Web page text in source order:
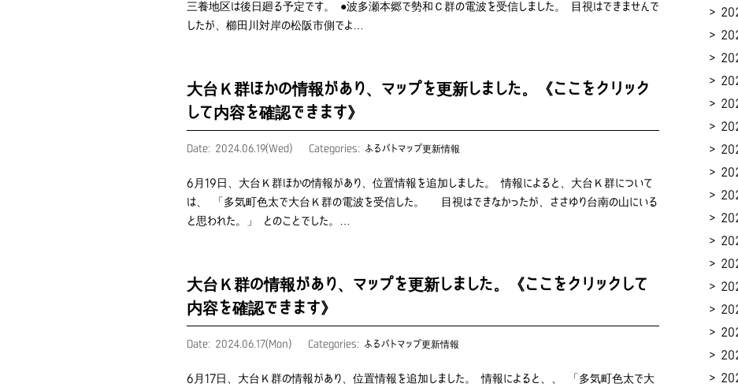
三養地区は後日廻る予定です。 ●波多瀬本郷で勢和Ｃ群の電波を受信しました。 目視はできませんで
したが、櫛田川対岸の松阪市側でよ…
大台Ｋ群ほかの情報があり、マップを更新しました。《ここをクリック
して内容を確認できます》
Date: 2024.06.19(Wed) Categories: ふるパトマップ更新情報
6月19日、大台Ｋ群ほかの情報があり、位置情報を追加しました。 情報によると、大台Ｋ群について
は、 「多気町色太で大台Ｋ群の電波を受信した。 目視はできなかったが、ささゆり台南の山にいる
と思われた。」 とのことでした。…
大台Ｋ群の情報があり、マップを更新しました。《ここをクリックして
内容を確認できます》
Date: 2024.06.17(Mon) Categories: ふるパトマップ更新情報
6月17日、大台Ｋ群の情報があり、位置情報を追加しました。 情報によると、、 「多気町色太で大